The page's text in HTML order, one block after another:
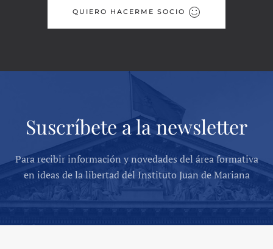
QUIERO HACERME SOCIO
Suscríbete a la newsletter
Para recibir información y novedades del área formativa
en ideas de la libertad del Instituto Juan de Mariana